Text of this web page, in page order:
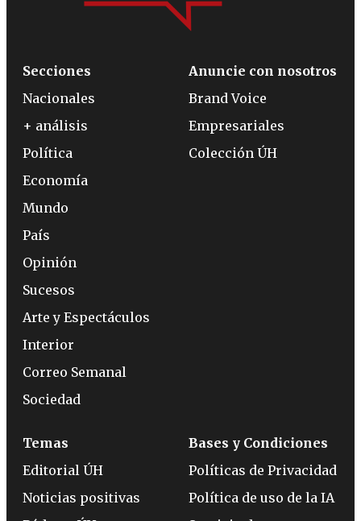
Secciones
Nacionales
+ análisis
Política
Economía
Mundo
País
Opinión
Sucesos
Arte y Espectáculos
Interior
Correo Semanal
Sociedad
Anuncie con nosotros
Brand Voice
Empresariales
Colección ÚH
Temas
Editorial ÚH
Noticias positivas
Bases y Condiciones
Políticas de Privacidad
Política de uso de la IA